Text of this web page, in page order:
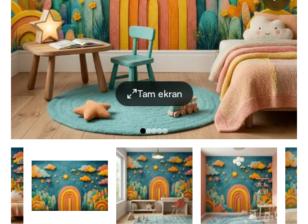
Tam ekran